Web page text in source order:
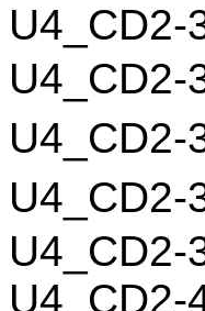
U4_CD2-
U4_CD2-
U4_CD2-